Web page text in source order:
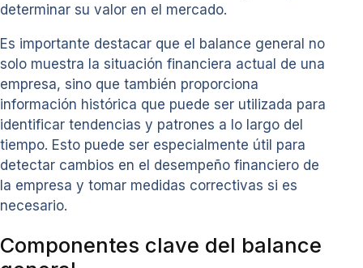
determinar su valor en el mercado.
Es importante destacar que el balance general no
solo muestra la situación financiera actual de una
empresa, sino que también proporciona
información histórica que puede ser utilizada para
identificar tendencias y patrones a lo largo del
tiempo. Esto puede ser especialmente útil para
detectar cambios en el desempeño financiero de
la empresa y tomar medidas correctivas si es
necesario.
Componentes clave del balance